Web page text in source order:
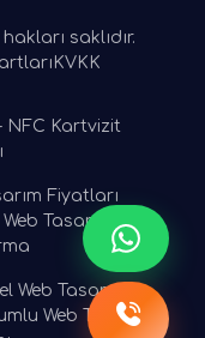
hakları saklıdır.
KVKK
NFC Kartvizit
Fiyatları
Tasarım
Web Tasarım
Web Tasarım